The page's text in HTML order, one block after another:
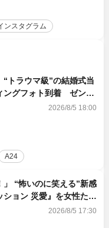
ンスタグラム
トラウマ級”の結婚式当
ングフォト到着 ゼンデ
ィンソンのインタビュ
2026/8/5 18:00
A24
“怖いのに笑える”新感
ション 災愛』を女性たち
＞
2026/8/5 17:30